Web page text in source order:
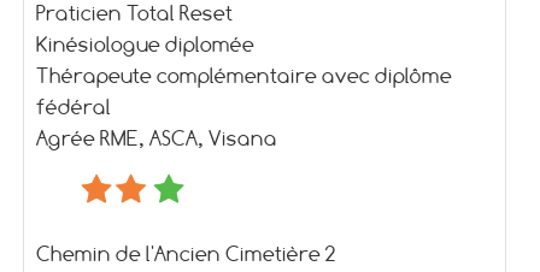
Praticien Total Reset
Kinésiologue diplomée
Thérapeute complémentaire avec diplôme
fédéral
Agrée RME, ASCA, Visana
Chemin de l'Ancien Cimetière 2